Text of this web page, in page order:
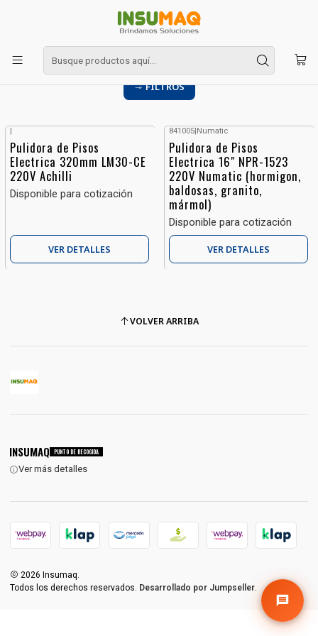
Inicio Pulidoras
Pulidoras
FILTROS
|
Pulidora de Pisos
Electrica 320mm LM30-CE
220V Achilli
Disponible para cotización
VER DETALLES
OFF
Sin stock
841005|Numatic
Pulidora de Pisos
Electrica 16" NPR-1523
220V Numatic (hormigon,
baldosas, granito,
mármol)
Disponible para cotización
VER DETALLES
VOLVER ARRIBA
INSUMAQ PUNTO DE RECOGIDA
Ver más detalles
2026 Insumaq.
Todos los derechos reservados. Desarrollado por Jumpseller. 1